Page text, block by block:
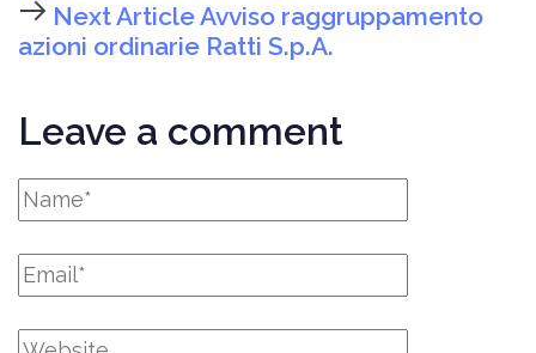
Next ArticleAvviso raggruppamento
azioni ordinarie Ratti S.p.A.
Leave a comment